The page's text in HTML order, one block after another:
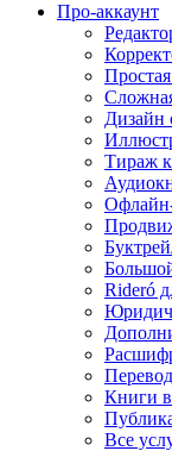
Про-аккаунт
Дизайн
Тираж
Rideró
Перевод
Книги в
Все